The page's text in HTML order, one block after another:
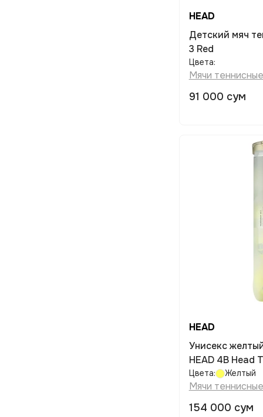
HEAD
Детский мяч теннисный HEAD Stage
3 Red
Цвета:
Мячи теннисные
91 000 сум
HEAD
Унисекс
HEAD 4B Head
Цвета: Желтый
Мячи теннисные
154 000 сум